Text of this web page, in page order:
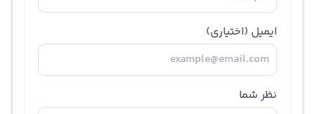
ایمیل (اختیاری)
نظر شما